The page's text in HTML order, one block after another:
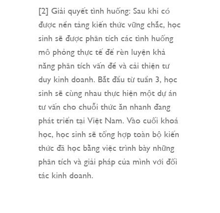
[2] Giải quyết tình huống: Sau khi có
được nền tảng kiến thức vững chắc, học
sinh sẽ được phân tích các tình huống
mô phỏng thực tế để rèn luyện khả
năng phân tích vấn đề và cải thiện tư
duy kinh doanh. Bắt đầu từ tuần 3, học
sinh sẽ cùng nhau thực hiện một dự án
tư vấn cho chuỗi thức ăn nhanh đang
phát triển tại Việt Nam. Vào cuối khoá
học, học sinh sẽ tổng hợp toàn bộ kiến
thức đã học bằng việc trình bày những
phân tích và giải pháp của mình với đối
tác kinh doanh.